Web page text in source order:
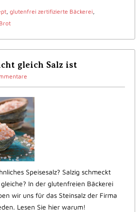
, glutenfrei zertifizierte Bäckerei,
gleich Salz ist
Speisesalz? Salzig schmeckt
In der glutenfreien Bäckerei
wir uns für das Steinsalz der Firma
Lesen Sie hier warum!